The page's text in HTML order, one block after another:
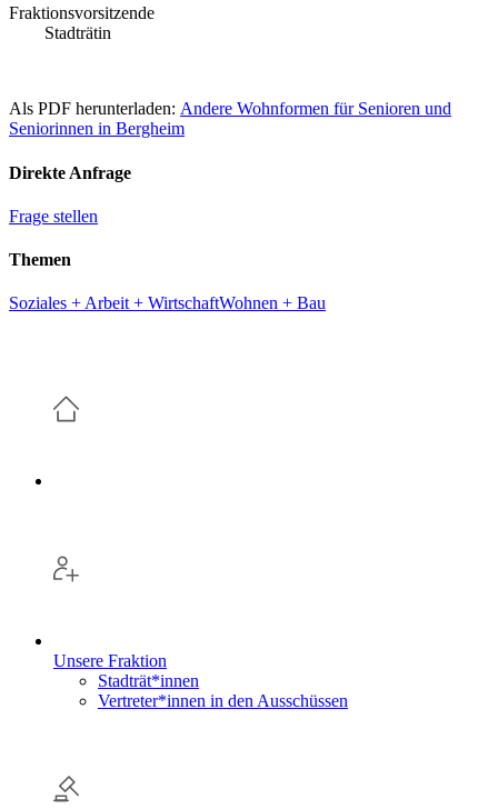
Fraktionsvorsitzende
Stadträtin
Als PDF herunterladen: Andere Wohnformen für Senioren und
Seniorinnen in Bergheim
Direkte Anfrage
Frage stellen
Themen
Soziales + Arbeit + WirtschaftWohnen + Bau
Unsere Fraktion
Stadträt*innen
Vertreter*innen in den Ausschüssen